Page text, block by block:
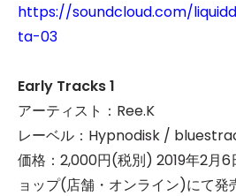
https://soundcloud.com/
ta-03
Early Tracks 1
アーティスト：Ree.K
レーベル：Hypnodisk /
価格：2,000円(税別) 2019年2月
ョップ(店舗・オンライン)にて発